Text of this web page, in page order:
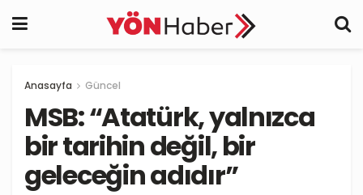
Anasayfa Güncel
MSB: “Atatürk, yalnızca
bir tarihin değil, bir
geleceğin adıdır”